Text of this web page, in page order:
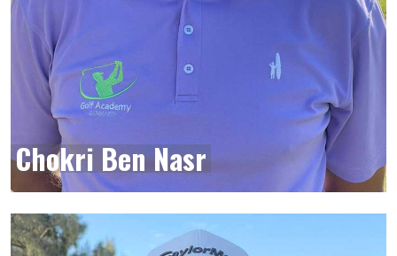
Chokri Ben Nasr